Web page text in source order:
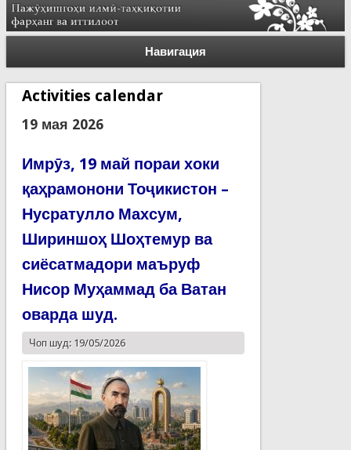
Навигация
Activities calendar
19 мая 2026
Имрӯз, 19 май пораи хоки
қаҳрамонони Тоҷикистон –
Нусратулло Махсум,
Шириншоҳ Шоҳтемур ва
сиёсатмадори маъруф
Нисор Муҳаммад ба Ватан
оварда шуд.
Чоп шуд: 19/05/2026